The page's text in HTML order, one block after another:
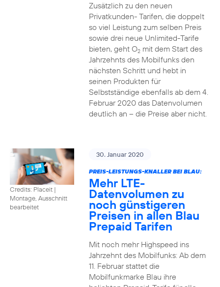
Zusätzlich zu den neuen
Privatkunden- Tarifen, die doppelt
so viel Leistung zum selben Preis
sowie drei neue Unlimited-Tarife
bieten, geht O2mit dem Start des
Jahrzehnts des Mobilfunks den
nächsten Schritt und hebt in
seinen Produkten für
Selbstständige ebenfalls ab dem 4.
Februar 2020 das Datenvolumen
deutlich an – die Preise aber nicht.
Credits: Placeit |
Montage, Ausschnitt
bearbeitet
30. Januar 2020
PREIS-LEISTUNGS-KNALLER BEI BLAU:
Mehr LTE-
Datenvolumen zu
noch günstigeren
Preisen in allen Blau
Prepaid Tarifen
Mit noch mehr Highspeed ins
Jahrzehnt des Mobilfunks: Ab dem
11. Februar stattet die
Mobilfunkmarke Blau ihre